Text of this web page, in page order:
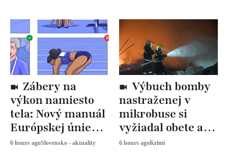
výkon namiesto
tela: Nový manuál
Európskej únie
určuje, ako
6 hours agoSlovensko - aktuality
nastraženej v
mikrobuse si
vyžiadal obete a
zranených
6 hours agoKrimi